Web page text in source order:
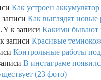
Как устроен
записи Как выглядят новые
к записи Какими бывают
к записи Красивые
Контрольные работы
В инстаграме
(23 фото)